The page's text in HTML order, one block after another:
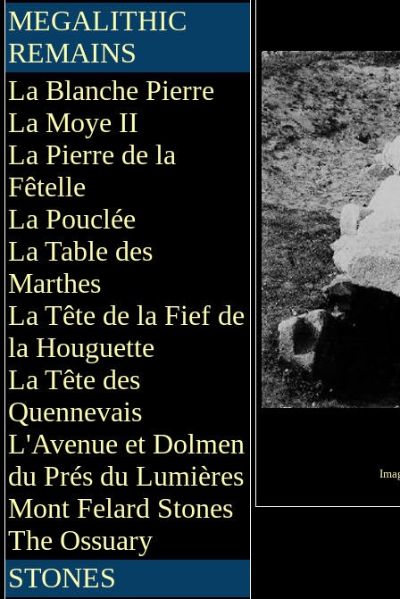
MEGALITHIC
REMAINS
La Blanche Pierre
La Moye II
La Pierre de la
Fêtelle
La Pouclée
La Table des
Marthes
La Tête de la Fief de
la Houguette
La Tête des
Quennevais
L'Avenue et Dolmen
du Prés du Lumières
Mont Felard Stones
The Ossuary
STONES